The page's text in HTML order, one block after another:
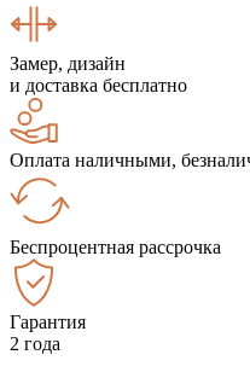
Замер, дизайн
и доставка бесплатно
Оплата наличными,
Беспроцентная рассрочка
Гарантия
2 года